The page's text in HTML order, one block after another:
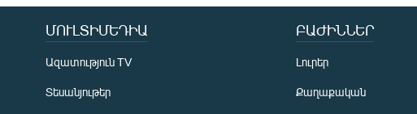
ՄՈՒԼՏԻՄԵԴԻԱ
Ազատություն TV
Տեսանյութեր
ԲԱԺԻՆՆԵՐ
Լուրեր
Քաղաքական